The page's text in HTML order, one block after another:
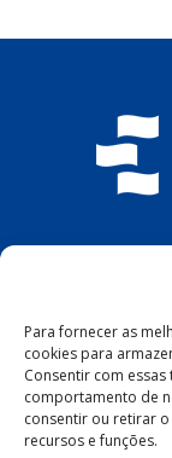
Para fornecer as
cookies para
Consentir com
comportamento de
consentir ou retirar
recursos e funções.
– PB,
Política de